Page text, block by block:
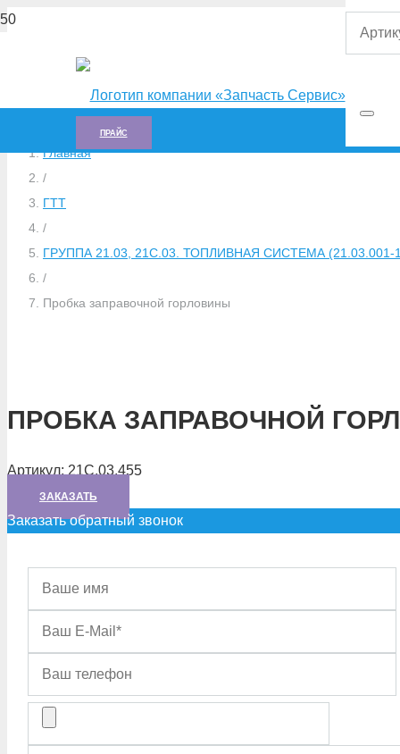
ПРАЙС
Главная
/
ГTT
/
ГРУППА 21.03, 21С.03. ТОПЛИВНАЯ СИСТЕМА (21.03.001-
/
Пробка заправочной горловины
ПРОБКА ЗАПРАВОЧНОЙ
Артикул: 21С.03.455
ЗАКАЗАТЬ
Заказать обратный звонок